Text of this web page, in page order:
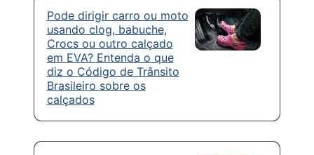
Pode dirigir carro ou moto
usando clog, babuche,
Crocs ou outro calçado
em EVA? Entenda o que
diz o Código de Trânsito
Brasileiro sobre os
calçados